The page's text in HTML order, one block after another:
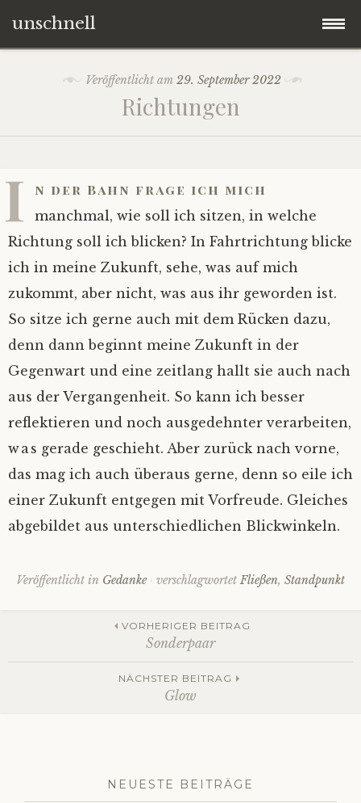
unschnell
Imagines
Impressum
Veröffentlicht am 29. September 2022
Richtungen
I n der Bahn frage ich mich
manchmal, wie soll ich sitzen, in welche
Richtung soll ich blicken? In Fahrtrichtung blicke
ich in meine Zukunft, sehe, was auf mich
zukommt, aber nicht, was aus ihr geworden ist.
So sitze ich gerne auch mit dem Rücken dazu,
denn dann beginnt meine Zukunft in der
Gegenwart und eine zeitlang hallt sie auch nach
aus der Vergangenheit. So kann ich besser
reflektieren und noch ausgedehnter verarbeiten,
was gerade geschieht. Aber zurück nach vorne,
das mag ich auch überaus gerne, denn so eile ich
einer Zukunft entgegen mit Vorfreude. Gleiches
abgebildet aus unterschiedlichen Blickwinkeln.
Veröffentlicht in Gedanke verschlagwortet Fließen, Standpunkt
Beitrags-
Navigation
VORHERIGER BEITRAG
Sonderpaar
NÄCHSTER BEITRAG
Glow
NEUESTE BEITRÄGE